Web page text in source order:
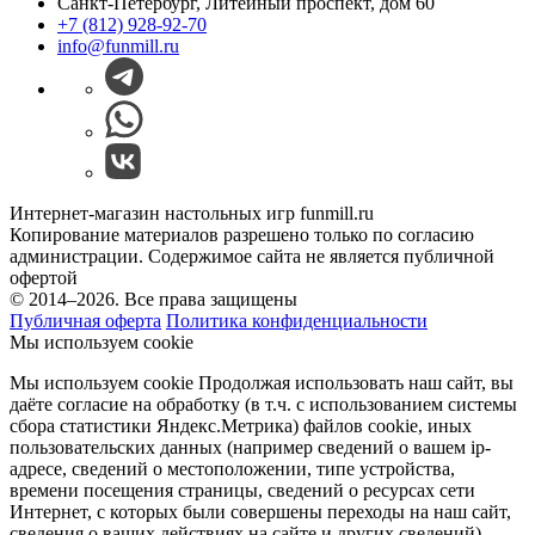
+7 (812) 928-92-70
info@funmill.ru
Интернет-магазин настольных игр funmill.ru
Копирование материалов разрешено только по согласию
администрации. Содержимое сайта не является публичной
офертой
© 2014–2026. Все права защищены
Публичная оферта Политика конфиденциальности
Мы используем cookie
Мы используем cookie Продолжая использовать наш cайт, вы
даёте согласие на обработку (в т.ч. с использованием системы
сбора статистики Яндекс.Метрика) файлов cookie, иных
пользовательских данных (например сведений о вашем ip-
адресе, сведений о местоположении, типе устройства,
времени посещения страницы, сведений о ресурсах сети
Интернет, с которых были совершены переходы на наш сайт,